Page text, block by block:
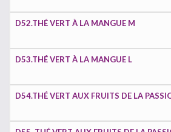
D52.THÉ VERT À LA MANGUE M
D53.THÉ VERT À LA MANGUE L